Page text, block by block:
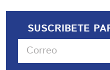
SUSCRIBETE